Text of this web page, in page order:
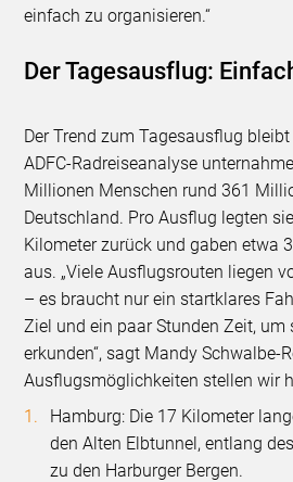
einfach zu organisieren.“
Der Tagesausflug:
Der Trend zum Tagesausflug
ADFC-Radreiseanalyse
Millionen Menschen rund 361
Deutschland. Pro Ausflug legten
Kilometer zurück und gaben etwa
aus. „Viele Ausflugsrouten liegen
– es braucht nur ein startklares
Ziel und ein paar Stunden Zeit, um
erkunden“, sagt Mandy Schwalbe-
Ausflugsmöglichkeiten stellen wir
Hamburg: Die 17 Kilometer
den Alten Elbtunnel, entlang
zu den Harburger Bergen.